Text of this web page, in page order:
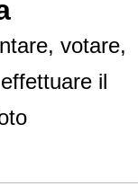
votare,
il